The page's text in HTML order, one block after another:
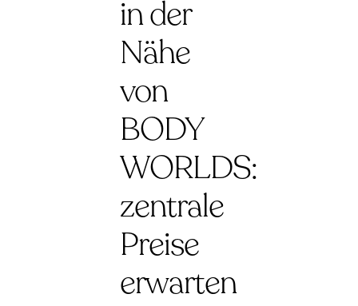
in der
Nähe
von
BODY
WORLDS:
zentrale
Preise
erwarten